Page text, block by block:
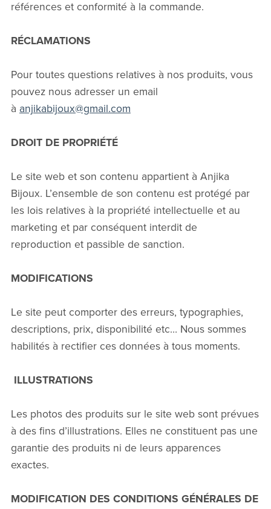
références et conformité à la commande.
RÉCLAMATIONS
Pour toutes questions relatives à nos produits, vous
pouvez nous adresser un email
à anjikabijoux@gmail.com
DROIT DE PROPRIÉTÉ
Le site web et son contenu appartient à Anjika
Bijoux. L’ensemble de son contenu est protégé par
les lois relatives à la propriété intellectuelle et au
marketing et par conséquent interdit de
reproduction et passible de sanction.
MODIFICATIONS
Le site peut comporter des erreurs, typographies,
descriptions, prix, disponibilité etc… Nous sommes
habilités à rectifier ces données à tous moments.
ILLUSTRATIONS
Les photos des produits sur le site web sont prévues
à des fins d’illustrations. Elles ne constituent pas une
garantie des produits ni de leurs apparences
exactes.
MODIFICATION DES CONDITIONS GÉNÉRALES DE